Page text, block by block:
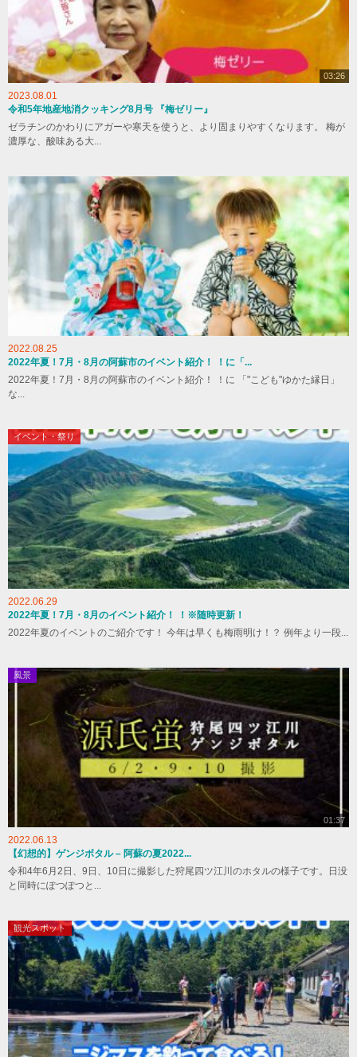
03:26
2023.08.01
令和5年地産地消クッキング8月号 『梅ゼリー』
ゼラチンのかわりにアガーや寒天を使うと、より固まりやすくなります。 梅が
濃厚な、酸味ある大...
2022.08.25
2022年夏！7月・8月の阿蘇市のイベント紹介！ ！に「...
2022年夏！7月・8月の阿蘇市のイベント紹介！ ！に 「"こども"ゆかた縁日」
な...
イベント・祭り
2022.06.29
2022年夏！7月・8月のイベント紹介！ ！※随時更新！
2022年夏のイベントのご紹介です！ 今年は早くも梅雨明け！？ 例年より一段...
風景
01:37
2022.06.13
【幻想的】ゲンジボタル – 阿蘇の夏2022...
令和4年6月2日、9日、10日に撮影した狩尾四ツ江川のホタルの様子です。日没
と同時にぽつぽつと...
観光スポット